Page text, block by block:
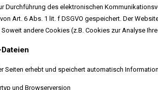
Durchführung des elektronischen
Art. 6 Abs. 1 lit. f DSGVO gespeichert. Der
Soweit andere Cookies (z.B. Cookies zur Analyse
Seiten erhebt und speichert automatisch
und Browserversion